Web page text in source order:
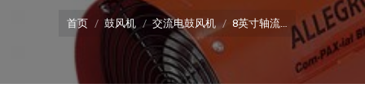
首页 鼓风机 交流电鼓风机 8英寸轴流…